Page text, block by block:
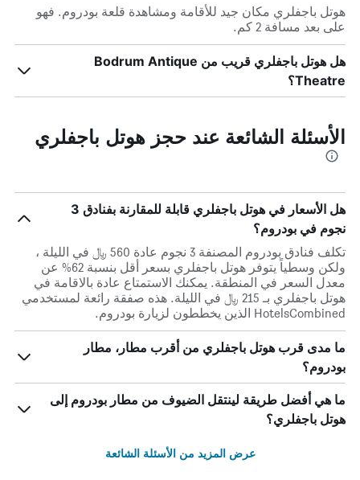
هوتل باجفلري مكان جيد للأقامة ومشاهدة قلعة بودروم. فهو
على بعد مسافة 2 كم.
هل هوتل باجفلري قريب من Bodrum Antique
Theatre؟
الأسئلة الشائعة عند حجز هوتل باجفلري
هل الأسعار في هوتل باجفلري قابلة للمقارنة بفنادق 3
نجوم في بودروم؟
تكلف فنادق بودروم المصنفة 3 نجوم عادة 560 ﷼ في الليلة ،
ولكن وسطياً يتوفر هوتل باجفلري بسعر أقل بنسبة 62% عن
معدل السعر في المنطقة. يمكنك الاستمتاع عادة بالاقامة في
هوتل باجفلري بـ 215 ﷼ في الليلة. هذه صفقة رائعة لمستخدمي
HotelsCombined الذين يخططون لزيارة بودروم.
ما مدى قرب هوتل باجفلري من أقرب مطار، مطار
بودروم؟
ما هي أفضل طريقة لينتقل الضيوف من مطار بودروم إلى
هوتل باجفلري؟
عرض المزيد من الأسئلة الشائعة